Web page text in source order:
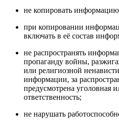
не копировать
при копировании
включать в её состав
не распространять
пропаганду войны,
или религиозной
информации, за
предусмотрена уголовная
ответственность;
не нарушать